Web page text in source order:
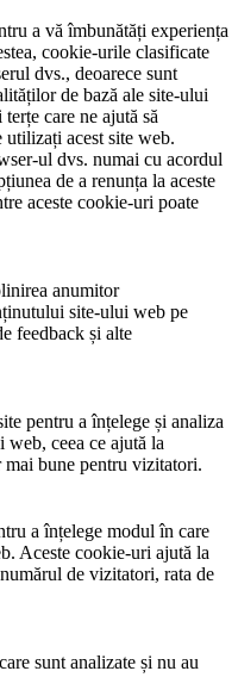
a vă îmbunătăți experiența
cookie-urile clasificate
dvs., deoarece sunt
de bază ale site-ului
care ne ajută să
utilizați acest site web.
ul dvs. numai cu acordul
de a renunța la aceste
aceste cookie-uri poate
anumitor
site-ului web pe
feedback și alte
pentru a înțelege și analiza
ceea ce ajută la
bune pentru vizitatori.
a înțelege modul în care
Aceste cookie-uri ajută la
de vizitatori, rata de
sunt analizate și nu au